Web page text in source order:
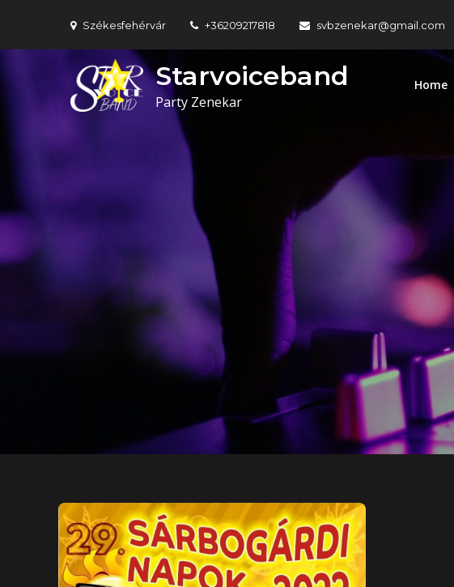
Székesfehérvár +36209217818 svbzenekar@gmail.com
Starvoiceband
Party Zenekar
Home